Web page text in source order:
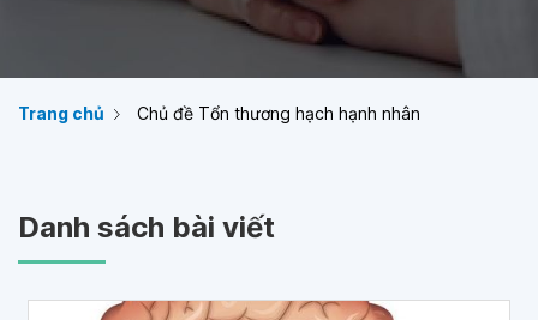
Trang chủ Chủ đề Tổn thương hạch hạnh nhân
Danh sách bài viết